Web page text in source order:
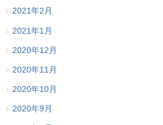
2021年2月
2021年1月
2020年12月
2020年11月
2020年10月
2020年9月